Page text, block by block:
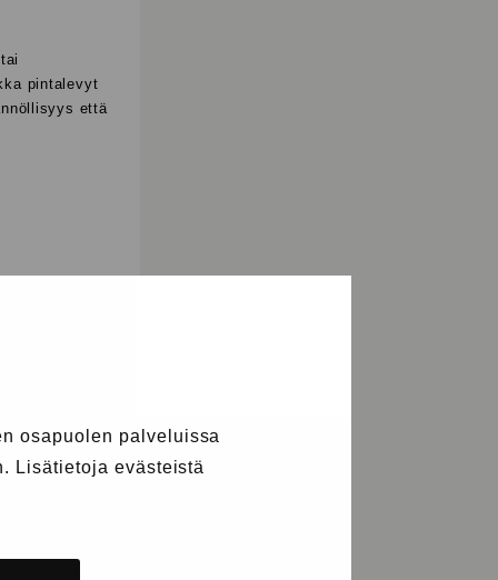
osapuolen palveluissa
Lisätietoja evästeistä
pintalevyt
että
kuitenkin